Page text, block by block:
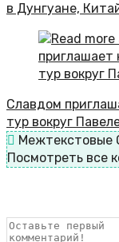
в Дунгуане,
Славдом
тур вокруг
Межтекстовые
Посмотреть все